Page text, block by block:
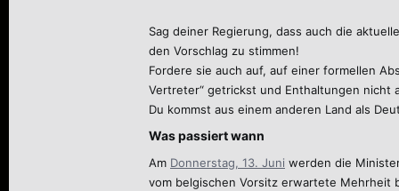
Sag deiner Regierung, dass auch die
den Vorschlag zu stimmen!
Fordere sie auch auf, auf einer formellen
Vertreter“ getrickst und Enthaltungen nicht
Du kommst aus einem anderen Land als
Was passiert wann​
Am Donnerstag, 13. Juni werden die
vom belgischen Vorsitz erwartete Mehrheit